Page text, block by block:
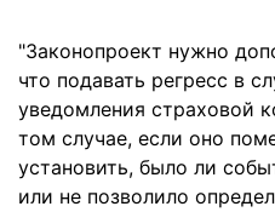
"Законопроект нужно
что подавать регресс в
уведомления страховой
том случае, если оно
установить, было ли
или не позволило